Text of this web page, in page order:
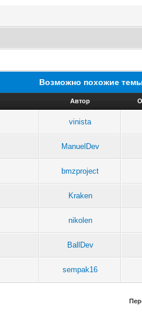
Возможно похожие
Автор
vinista
ManuelDev
bmzproject
Kraken
nikolen
BallDev
sempak16